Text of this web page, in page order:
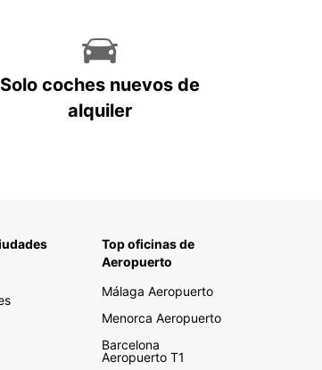
Solo coches nuevos de
alquiler
Top oficinas de
Aeropuerto
Málaga Aeropuerto
Menorca Aeropuerto
Barcelona
Aeropuerto T1